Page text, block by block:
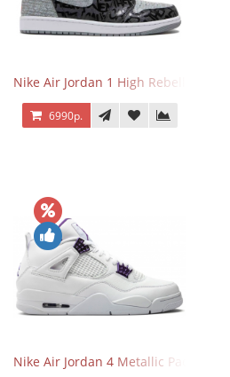
Nike Air Jordan 1 High Rebellionaire
6990р.
Nike Air Jordan 4 Metallic Pack Purple